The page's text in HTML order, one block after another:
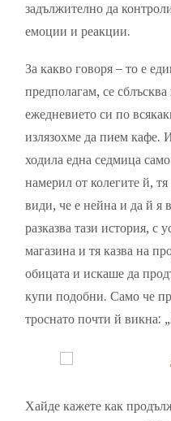
задължително да
емоции и реакции.
За какво говоря – то е
предполагам, се
ежедневието си по
излязохме да пием кафе.
ходила една седмица
намерил от колегите й,
види, че е нейна и да й я
разказва тази история, с
магазина и тя казва на
обицата и искаше да
купи подобни. Само че
троснато почти й викна:
Хайде кажете как